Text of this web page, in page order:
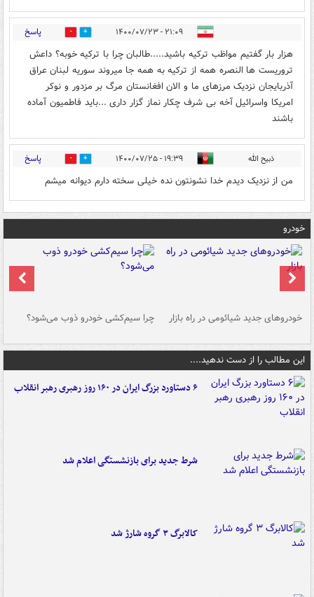
۲۱:۰۹ - ۱۴۰۰/۰۷/۲۳ 0 پاسخ
هزار بار گفتیم مواظب ترکیه باشید.....طالبان چرا با ترکیه خوبه؟ داعش
تروریست ها النصره همه از ترکیه به همه جا میروند سوریه لبنان عراق
آذربایجان نزدیک مرزهای ما و الان افغانستان مرگ بر مزدور و نوکر
امریکا واسرائیل آخه بی شرف چکار نماز گزار داری ...باید فاطمیون آماده
باشند
ذبیح الله ۱۹:۳۹ - ۱۴۰۰/۰۷/۲۵ 1 پاسخ
من از نزدیک دیدم خدا نشونتون نده خیلی سخته دارم دیوانه میشم
خودرو
خودروهای جدید شیائومی در راه بازار چرا سیم‌کشی خودرو ذوب می‌شود؟
این مطالب را از دست ندهید....
۶ دستاورد بزرگ ایران در ۱۶۰ روز رهبری رهبر انقلاب
شرط جدید برای بازنشستگی اعلام شد
کالابرگ ۳ گروه شارژ شد